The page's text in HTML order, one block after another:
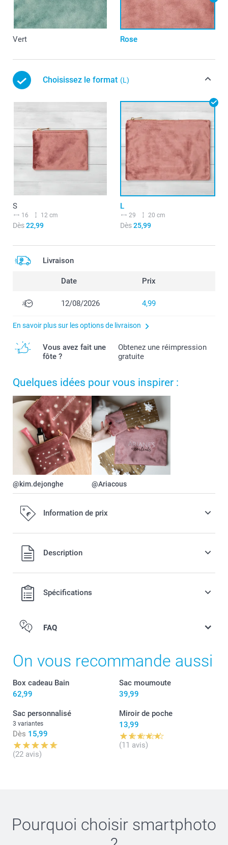
Vert Rose
Choisissez le format (L)
S
16 12 cm
Dès22,99
L
29 20 cm
Dès25,99
Livraison
Date Prix
12/08/2026 4,99
En savoir plus sur les options de livraison
Vous avez fait une
fôte ?
Obtenez une réimpression
gratuite
Quelques idées pour vous inspirer :
@kim.dejonghe @Ariacous
Information de prix
Tous les prix sont en EURO (€), TVA incluse et hors frais de
port.
Description
Spécifications
FAQ
On vous recommande aussi
Box cadeau Bain
62,99
Sac moumoute
39,99
Sac personnalisé
3 variantes
Dès 15,99
(22 avis)
Miroir de poche
13,99
(11 avis)
Pourquoi choisir smartphoto